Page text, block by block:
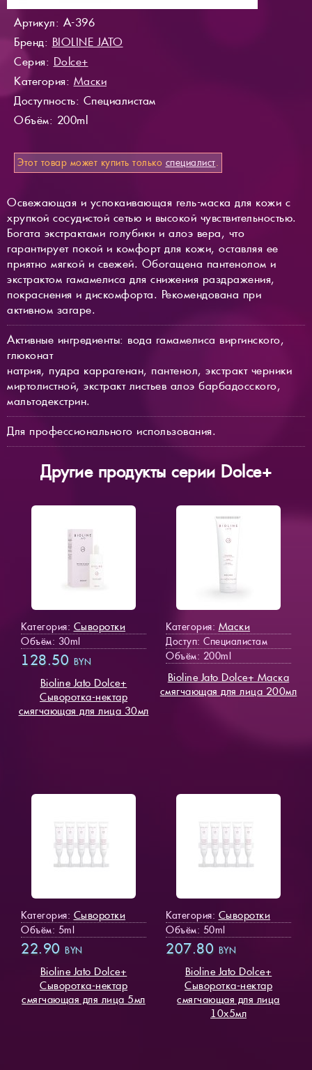
Артикул: A-396
Бренд: BIOLINE JATO
Серия: Dolce+
Категория: Маски
Доступность: Специалистам
Объём: 200ml
Этот товар может купить только специалист.
Освежающая и успокаивающая гель-маска для кожи с
хрупкой сосудистой сетью и высокой чувствительностью.
Богата экстрактами голубики и алоэ вера, что
гарантирует покой и комфорт для кожи, оставляя ее
приятно мягкой и свежей. Обогащена пантенолом и
экстрактом гамамелиса для снижения раздражения,
покраснения и дискомфорта. Рекомендована при
активном загаре.
Активные ингредиенты: вода гамамелиса виргинского,
глюконат
натрия, пудра каррагенан, пантенол, экстракт черники
миртолистной, экстракт листьев алоэ барбадосского,
мальтодекстрин.
Для профессионального использования.
Другие продукты серии Dolce+
Категория: Сыворотки
Объём: 30ml
128.50 BYN
Bioline Jato Dolce+
Cыворотка-нектар
смягчающая для лица 30мл
Категория: Маски
Доступ: Специалистам
Объём: 200ml
Bioline Jato Dolce+ Маска
смягчающая для лица 200мл
Категория: Сыворотки
Объём: 5ml
22.90 BYN
Bioline Jato Dolce+
Cыворотка-нектар
смягчающая для лица 5мл
Категория: Сыворотки
Объём: 50ml
207.80 BYN
Bioline Jato Dolce+
Cыворотка-нектар
смягчающая для лица
10х5мл